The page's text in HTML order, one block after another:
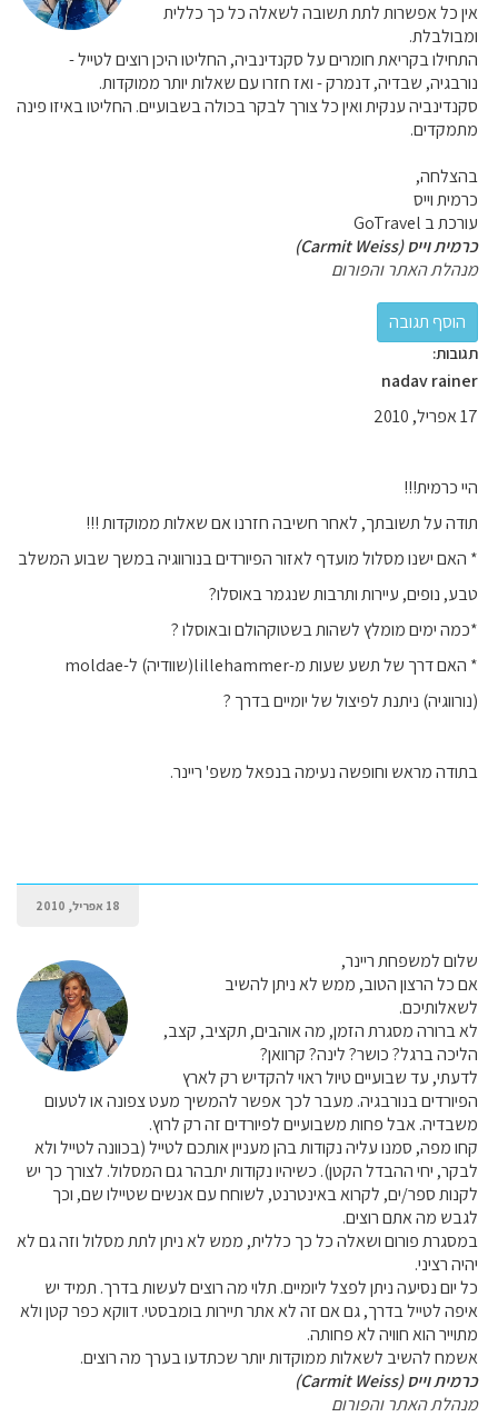
אין כל אפשרות לתת תשובה לשאלה כל כך כללית
ומבולבלת.
התחילו בקריאת חומרים על סקנדינביה, החליטו היכן רוצים לטייל -
נורבגיה, שבדיה, דנמרק - ואז חזרו עם שאלות יותר ממוקדות.
סקנדינביה ענקית ואין כל צורך לבקר בכולה בשבועיים. החליטו באיזו פינה
מתמקדים.
בהצלחה,
כרמית וייס
עורכת ב GoTravel
כרמית וייס (Carmit Weiss)
מנהלת האתר והפורום
תגובות:
nadav rainer
17 אפריל, 2010
היי כרמית!!!
תודה על תשובתך, לאחר חשיבה חזרנו אם שאלות ממוקדות !!!
* האם ישנו מסלול מועדף לאזור הפיורדים בנורווגיה במשך שבוע המשלב
טבע, נופים, עיירות ותרבות שנגמר באוסלו?
*כמה ימים מומלץ לשהות בשטוקהולם ובאוסלו ?
* האם דרך של תשע שעות מ-lillehammer(שוודיה) ל-moldae
(נורווגיה) ניתנת לפיצול של יומיים בדרך ?
בתודה מראש וחופשה נעימה בנפאל משפ' ריינר.
18 אפריל, 2010
שלום למשפחת ריינר,
אם כל הרצון הטוב, ממש לא ניתן להשיב
לשאלותיכם.
לא ברורה מסגרת הזמן, מה אוהבים, תקציב, קצב,
הליכה ברגל? כושר? לינה? קרוואן?
לדעתי, עד שבועיים טיול ראוי להקדיש רק לארץ
הפיורדים בנורבגיה. מעבר לכך אפשר להמשיך מעט צפונה או לטעום
משבדיה. אבל פחות משבועיים לפיורדים זה רק לרוץ.
קחו מפה, סמנו עליה נקודות בהן מעניין אותכם לטייל (בכוונה לטייל ולא
לבקר, יחי ההבדל הקטן). כשיהיו נקודות יתבהר גם המסלול. לצורך כך יש
לקנות ספר/ים, לקרוא באינטרנט, לשוחח עם אנשים שטיילו שם, וכך
לגבש מה אתם רוצים.
במסגרת פורום ושאלה כל כך כללית, ממש לא ניתן לתת מסלול וזה גם לא
יהיה רציני.
כל יום נסיעה ניתן לפצל ליומיים. תלוי מה רוצים לעשות בדרך. תמיד יש
איפה לטייל בדרך, גם אם זה לא אתר תיירות בומבסטי. דווקא כפר קטן ולא
מתוייר הוא חוויה לא פחותה.
אשמח להשיב לשאלות ממוקדות יותר שכתדעו בערך מה רוצים.
כרמית וייס (Carmit Weiss)
מנהלת האתר והפורום